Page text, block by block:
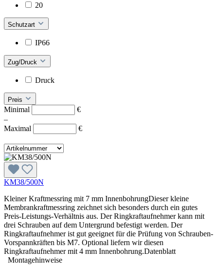
20
Schutzart
IP66
Zug/Druck
Druck
Preis
Minimal
€
–
Maximal
€
KM38/500N
Kleiner Kraftmessring mit 7 mm InnenbohrungDieser kleine
Membrankraftmessring zeichnet sich besonders durch ein gutes
Preis-Leistungs-Verhältnis aus. Der Ringkraftaufnehmer kann mit
drei Schrauben auf dem Untergrund befestigt werden. Der
Ringkraftaufnehmer ist gut geeignet für die Prüfung von Schrauben-
Vorspannkräften bis M7. Optional liefern wir diesen
Ringkraftaufnehmer mit 4 mm Innenbohrung.Datenblatt
Montagehinweise